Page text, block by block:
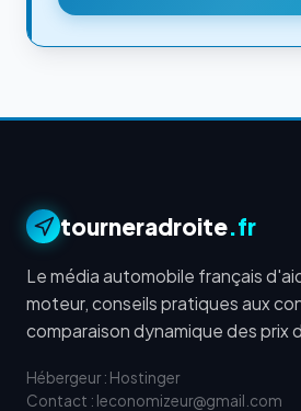
tourneradroite.fr
Le média automobile français
moteur, conseils pratiques aux
comparaison dynamique des prix
Hébergeur : Hostinger
Contact : leconomizeur@gmail.com